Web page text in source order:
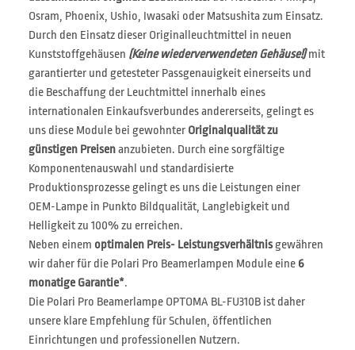
Osram, Phoenix, Ushio, Iwasaki oder Matsushita zum Einsatz.
Durch den Einsatz dieser Originalleuchtmittel in neuen
Kunststoffgehäusen (Keine wiederverwendeten Gehäuse!)mit
garantierter und getesteter Passgenauigkeit einerseits und
die Beschaffung der Leuchtmittel innerhalb eines
internationalen Einkaufsverbundes andererseits, gelingt es
uns diese Module bei gewohnter Originalqualität zu
günstigen Preisenanzubieten. Durch eine sorgfältige
Komponentenauswahl und standardisierte
Produktionsprozesse gelingt es uns die Leistungen einer
OEM-Lampe in Punkto Bildqualität, Langlebigkeit und
Helligkeit zu 100% zu erreichen.
Neben einem optimalen Preis- Leistungsverhältnisgewähren
wir daher für die Polari Pro Beamerlampen Module eine 6
monatige Garantie*.
Die Polari Pro Beamerlampe OPTOMA BL-FU310B ist daher
unsere klare Empfehlung für Schulen, öffentlichen
Einrichtungen und professionellen Nutzern.